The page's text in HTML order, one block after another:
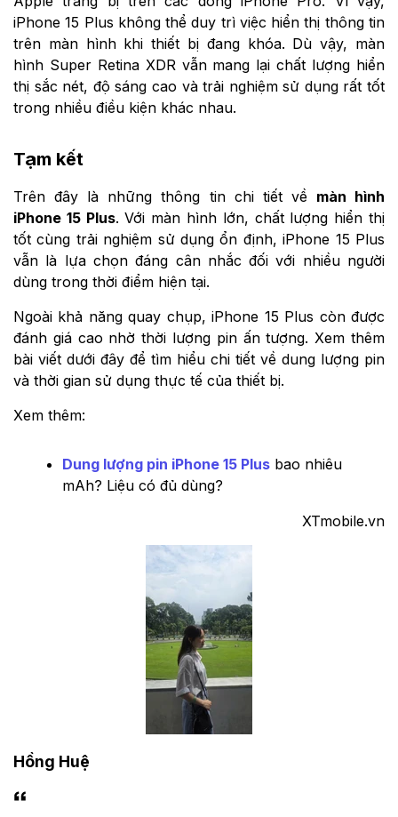
iPhone 15 Plus không thể duy trì việc hiển thị thông tin
trên màn hình khi thiết bị đang khóa. Dù vậy, màn
hình Super Retina XDR vẫn mang lại chất lượng hiển
thị sắc nét, độ sáng cao và trải nghiệm sử dụng rất tốt
trong nhiều điều kiện khác nhau.
Tạm kết
Trên đây là những thông tin chi tiết về màn hình
iPhone 15 Plus. Với màn hình lớn, chất lượng hiển thị
tốt cùng trải nghiệm sử dụng ổn định, iPhone 15 Plus
vẫn là lựa chọn đáng cân nhắc đối với nhiều người
dùng trong thời điểm hiện tại.
Ngoài khả năng quay chụp, iPhone 15 Plus còn được
đánh giá cao nhờ thời lượng pin ấn tượng. Xem thêm
bài viết dưới đây để tìm hiểu chi tiết về dung lượng pin
và thời gian sử dụng thực tế của thiết bị.
Xem thêm:
Dung lượng pin iPhone 15 Plus bao nhiêu
mAh? Liệu có đủ dùng?
XTmobile.vn
Hồng Huệ